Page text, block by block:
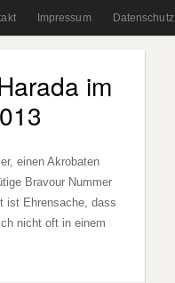
Impressum Datenschutz
im
einen Akrobaten
Bravour Nummer
ist Ehrensache, dass
nicht oft in einem